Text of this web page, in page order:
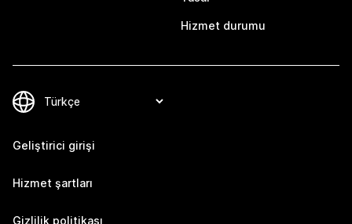
Hizmet durumu
Geliştirici girişi
Hizmet şartları
Gizlilik politikası